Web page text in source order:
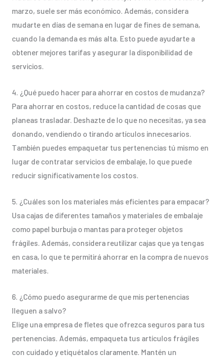
marzo, suele ser más económico. Además, considera
mudarte en días de semana en lugar de fines de semana,
cuando la demanda es más alta. Esto puede ayudarte a
obtener mejores tarifas y asegurar la disponibilidad de
servicios.
4. ¿Qué puedo hacer para ahorrar en costos de mudanza?
Para ahorrar en costos, reduce la cantidad de cosas que
planeas trasladar. Deshazte de lo que no necesitas, ya sea
donando, vendiendo o tirando artículos innecesarios.
También puedes empaquetar tus pertenencias tú mismo en
lugar de contratar servicios de embalaje, lo que puede
reducir significativamente los costos.
5. ¿Cuáles son los materiales más eficientes para empacar?
Usa cajas de diferentes tamaños y materiales de embalaje
como papel burbuja o mantas para proteger objetos
frágiles. Además, considera reutilizar cajas que ya tengas
en casa, lo que te permitirá ahorrar en la compra de nuevos
materiales.
6. ¿Cómo puedo asegurarme de que mis pertenencias
lleguen a salvo?
Elige una empresa de fletes que ofrezca seguros para tus
pertenencias. Además, empaqueta tus artículos frágiles
con cuidado y etiquétalos claramente. Mantén un